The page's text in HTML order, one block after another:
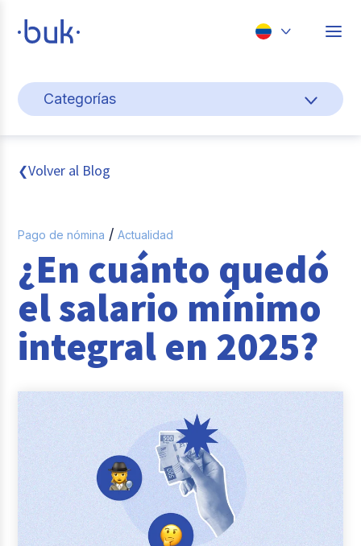
Perú
Categorías
Cultura y bienestar laboral
Gestión de personas
Pago de nómina
Buk
Transformación digital
Tendencias y Data
Casos de éxito
Columna del Experto
Entrevistas
❮Volver al Blog
Pago de nómina /Actualidad
¿En cuánto quedó
el salario mínimo
integral en 2025?